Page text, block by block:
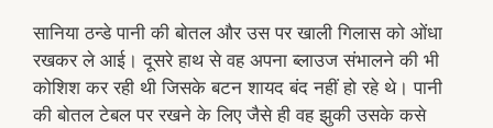
सानिया ठन्डे पानी की बोतल और उस पर खाली गिलास को ओंधा
रखकर ले आई। दूसरे हाथ से वह अपना ब्लाउज संभालने की भी
कोशिश कर रही थी जिसके बटन शायद बंद नहीं हो रहे थे। पानी
की बोतल टेबल पर रखने के लिए जैसे ही वह झुकी उसके कसे